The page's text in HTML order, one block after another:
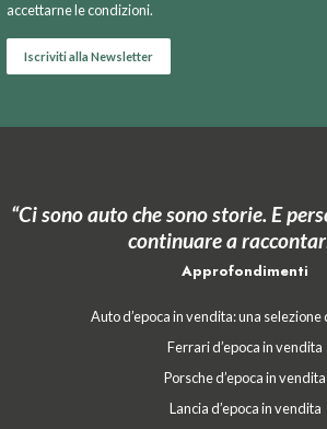
accettarne le condizioni.
“Ci sono auto che sono storie. E
continuare a
Approfondimenti
Auto d’epoca in vendita: una selezione
Ferrari d’epoca in vendita
Porsche d’epoca in vendita
Lancia d’epoca in vendita